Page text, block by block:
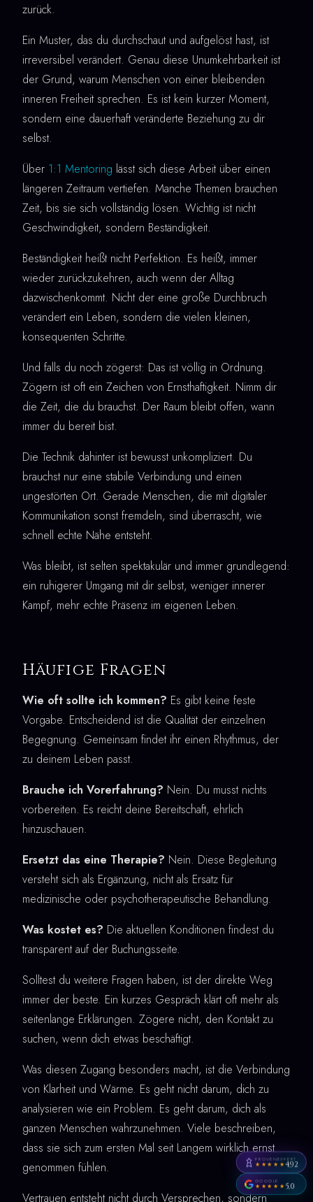
zurück.
Ein Muster, das du durchschaut und aufgelöst hast, ist
irreversibel verändert. Genau diese Unumkehrbarkeit ist
der Grund, warum Menschen von einer bleibenden
inneren Freiheit sprechen. Es ist kein kurzer Moment,
sondern eine dauerhaft veränderte Beziehung zu dir
selbst.
Über 1:1 Mentoring lässt sich diese Arbeit über einen
längeren Zeitraum vertiefen. Manche Themen brauchen
Zeit, bis sie sich vollständig lösen. Wichtig ist nicht
Geschwindigkeit, sondern Beständigkeit.
Beständigkeit heißt nicht Perfektion. Es heißt, immer
wieder zurückzukehren, auch wenn der Alltag
dazwischenkommt. Nicht der eine große Durchbruch
verändert ein Leben, sondern die vielen kleinen,
konsequenten Schritte.
Und falls du noch zögerst: Das ist völlig in Ordnung.
Zögern ist oft ein Zeichen von Ernsthaftigkeit. Nimm dir
die Zeit, die du brauchst. Der Raum bleibt offen, wann
immer du bereit bist.
Die Technik dahinter ist bewusst unkompliziert. Du
brauchst nur eine stabile Verbindung und einen
ungestörten Ort. Gerade Menschen, die mit digitaler
Kommunikation sonst fremdeln, sind überrascht, wie
schnell echte Nähe entsteht.
Was bleibt, ist selten spektakulär und immer grundlegend:
ein ruhigerer Umgang mit dir selbst, weniger innerer
Kampf, mehr echte Präsenz im eigenen Leben.
Häufige Fragen
Wie oft sollte ich kommen? Es gibt keine feste
Vorgabe. Entscheidend ist die Qualität der einzelnen
Begegnung. Gemeinsam findet ihr einen Rhythmus, der
zu deinem Leben passt.
Brauche ich Vorerfahrung? Nein. Du musst nichts
vorbereiten. Es reicht deine Bereitschaft, ehrlich
hinzuschauen.
Ersetzt das eine Therapie? Nein. Diese Begleitung
versteht sich als Ergänzung, nicht als Ersatz für
medizinische oder psychotherapeutische Behandlung.
Was kostet es? Die aktuellen Konditionen findest du
transparent auf der Buchungsseite.
Solltest du weitere Fragen haben, ist der direkte Weg
immer der beste. Ein kurzes Gespräch klärt oft mehr als
seitenlange Erklärungen. Zögere nicht, den Kontakt zu
suchen, wenn dich etwas beschäftigt.
Was diesen Zugang besonders macht, ist die Verbindung
von Klarheit und Wärme. Es geht nicht darum, dich zu
analysieren wie ein Problem. Es geht darum, dich als
ganzen Menschen wahrzunehmen. Viele beschreiben,
dass sie sich zum ersten Mal seit Langem wirklich ernst
genommen fühlen.
Vertrauen entsteht nicht durch Versprechen, sondern
PROVENEXPERT
★★★★★4,92
GOOGLE
★★★★★5,0